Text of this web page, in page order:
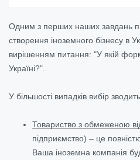
Одним з перших наших завдань
створення іноземного бізнесу в
вирішенням питання: "У якій
Україні?".
У більшості випадків вибір
Товариство з обмеженою
підприємство) – це
Ваша іноземна компанія